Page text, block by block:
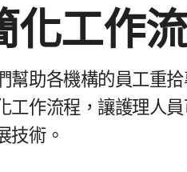
化​工作​
幫助​各​機構​的​員工​重
工作​流程，​讓​護理​人
技術。